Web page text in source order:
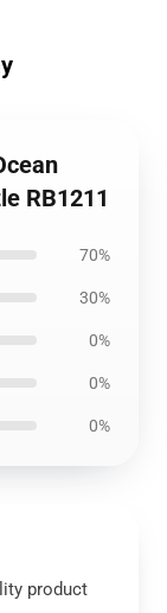
RB1211
70%
30%
0%
0%
0%
product